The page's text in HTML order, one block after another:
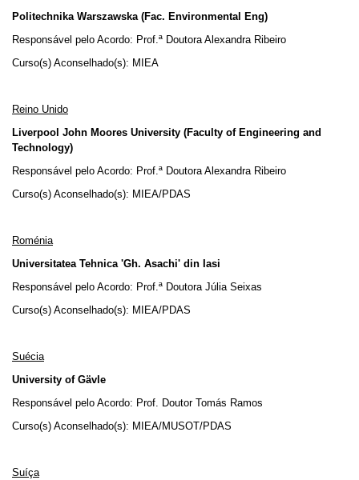
Politechnika Warszawska (Fac. Environmental Eng)
Responsável pelo Acordo: Prof.ª Doutora Alexandra Ribeiro
Curso(s) Aconselhado(s): MIEA
Reino Unido
Liverpool John Moores University (Faculty of Engineering and
Technology)
Responsável pelo Acordo: Prof.ª Doutora Alexandra Ribeiro
Curso(s) Aconselhado(s): MIEA/PDAS
Roménia
Universitatea Tehnica 'Gh. Asachi' din Iasi
Responsável pelo Acordo: Prof.ª Doutora Júlia Seixas
Curso(s) Aconselhado(s): MIEA/PDAS
Suécia
University of Gävle
Responsável pelo Acordo: Prof. Doutor Tomás Ramos
Curso(s) Aconselhado(s): MIEA/MUSOT/PDAS
Suíça